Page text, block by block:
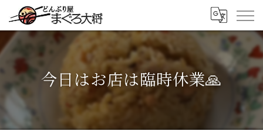
今日はお店は臨時休業🙏